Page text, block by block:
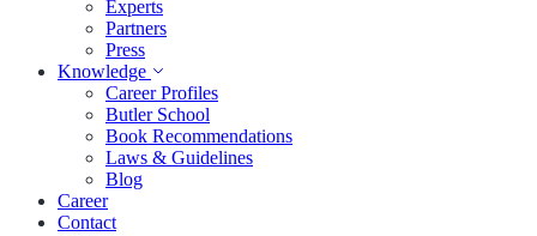
Experts
Partners
Press
Knowledge
Career Profiles
Butler School
Book Recommendations
Laws & Guidelines
Blog
Career
Contact